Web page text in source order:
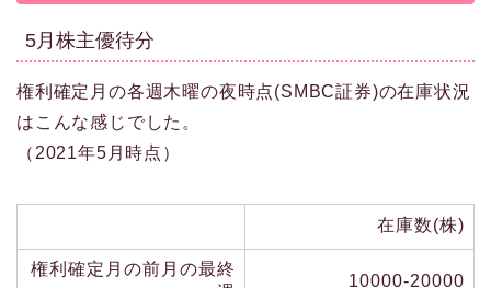
5月株主優待分
権利確定月の各週木曜の夜時点(SMBC証券)の在庫状況
はこんな感じでした。
（2021年5月時点）
在庫数(株)
権利確定月の前月の最終
10000-20000